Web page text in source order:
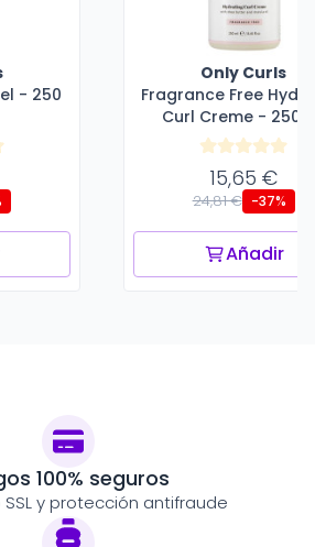
- 250
Only Curls
Fragrance Free
Curl Creme - 250
15,65 €
24,81 € -37%
Añadir
100% seguros
y protección antifraude